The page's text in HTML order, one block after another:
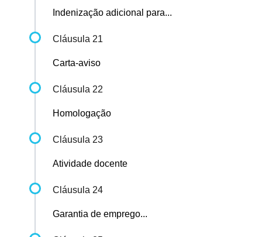
Indenização adicional para...
Cláusula 21
Carta-aviso
Cláusula 22
Homologação
Cláusula 23
Atividade docente
Cláusula 24
Garantia de emprego...